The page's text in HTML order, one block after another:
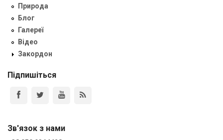
Природа
Блог
Галереї
Відео
Закордон
Підпишіться
Зв'язок з нами